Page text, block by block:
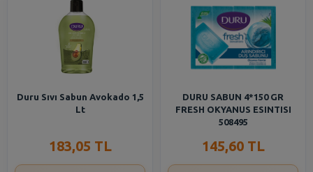
Duru Sıvı Sabun Avokado 1,5
Lt
183,05 TL
DURU SABUN 4*150 GR
FRESH OKYANUS ESINTISI
508495
145,60 TL